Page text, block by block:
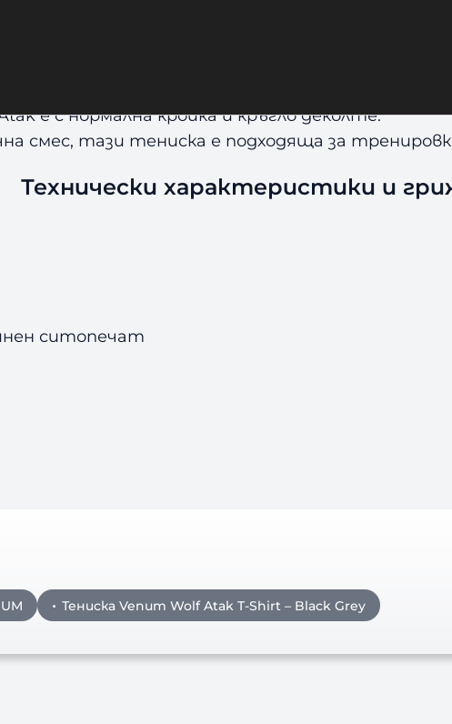
Тениски и Потници.
е с нормална кройка и кръгло деколте.
смес, тази тениска е подходяща за
Технически характеристики и
ситопечат
Тениска Venum Wolf Atak T-Shirt – Black Grey